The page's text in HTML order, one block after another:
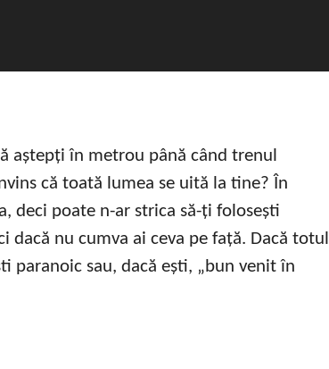
aștepți în metrou până când trenul
că toată lumea se uită la tine? În
deci poate n-ar strica să-ți folosești
dacă nu cumva ai ceva pe față. Dacă totul
paranoic sau, dacă ești, „bun venit în